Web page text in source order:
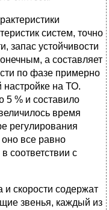
систем, точно
запас устойчивости
а составляет
по фазе примерно
настройке на ТО.
5 % и составило
время
регулирования
оно все равно
соответствии с
и скорости содержат
звенья, каждый из